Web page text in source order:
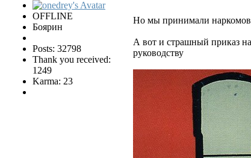
OFFLINE
Боярин
Posts: 32798
Thank you received:
1249
Karma: 23
Но мы принимали
А вот и страшный приказ
руководству